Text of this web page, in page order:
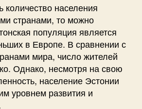
количество населения
странами, то можно
популяция является
в Европе. В сравнении с
мира, число жителей
Однако, несмотря на свою
население Эстонии
уровнем развития и